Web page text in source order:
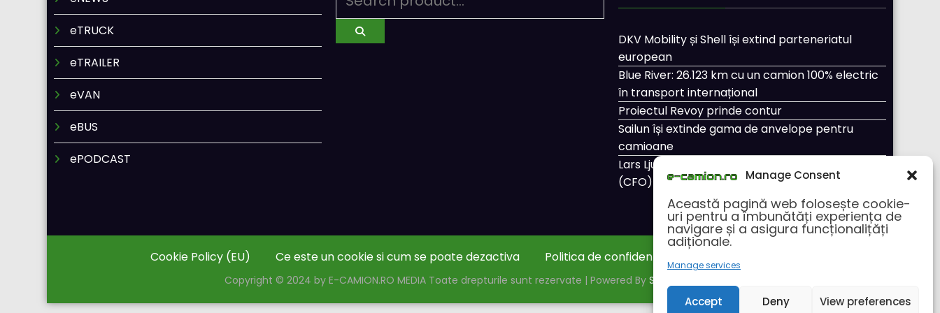
Manage Consent
Această pagină web folosește cookie-
uri pentru a îmbunătăți experiența de
navigare și a asigura funcționalițăți
adiționale.
Manage services
Accept Deny View preferences
eTRUCK
eTRAILER
eVAN
eBUS
ePODCAST
DKV Mobility și Shell își extind parteneriatul
european
Blue River: 26.123 km cu un camion 100% electric
în transport internațional
Proiectul Revoy prinde contur
Sailun își extinde gama de anvelope pentru
camioane
Lars Ljungström a fost numit director general
(CFO) pentru cellcentric
Cookie Policy (EU) Ce este un cookie si cum se poate dezactiva Politica de confidentialitate
Copyright © 2024 by E-CAMION.RO MEDIA Toate drepturile sunt rezervate | Powered By SpiceThemes